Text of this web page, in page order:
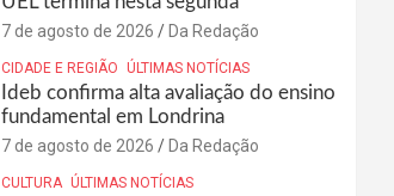
7 de agosto de 2026 Da Redação
CIDADE E REGIÃO ÚLTIMAS NOTÍCIAS
Ideb confirma alta avaliação do ensino
fundamental em Londrina
7 de agosto de 2026 Da Redação
CULTURA ÚLTIMAS NOTÍCIAS